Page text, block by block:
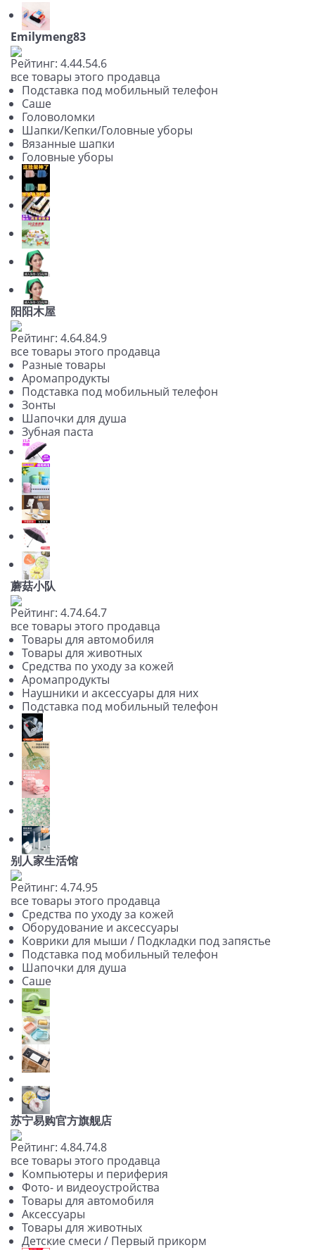
Emilymeng83
Рейтинг: 4.44.54.6
все товары этого продавца
Подставка под мобильный телефон
Саше
Головоломки
Шапки/Кепки/Головные уборы
Вязанные шапки
Головные уборы
阳阳木屋
Рейтинг: 4.64.84.9
все товары этого продавца
Разные товары
Аромапродукты
Подставка под мобильный телефон
Зонты
Шапочки для душа
Зубная паста
蘑菇小队
Рейтинг: 4.74.64.7
все товары этого продавца
Товары для автомобиля
Товары для животных
Средства по уходу за кожей
Аромапродукты
Наушники и аксессуары для них
Подставка под мобильный телефон
别人家生活馆
Рейтинг: 4.74.95
все товары этого продавца
Средства по уходу за кожей
Оборудование и аксессуары
Коврики для мыши / Подкладки под запястье
Подставка под мобильный телефон
Шапочки для душа
Саше
苏宁易购官方旗舰店
Рейтинг: 4.84.74.8
все товары этого продавца
Компьютеры и периферия
Фото- и видеоустройства
Товары для автомобиля
Аксессуары
Товары для животных
Детские смеси / Первый прикорм